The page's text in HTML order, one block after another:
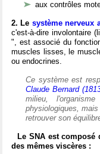
aux contrôles
2. Le système nerveux
c'est-à-dire involontaire
", est associé du
muscles lisses, le
ou endocrines.
Ce système est
Claude Bernard
milieu,
physiologiques,
retrouver son
Le SNA est
des mêmes viscères :